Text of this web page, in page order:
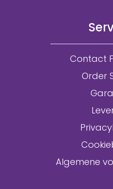
Contact
Order
Algemene